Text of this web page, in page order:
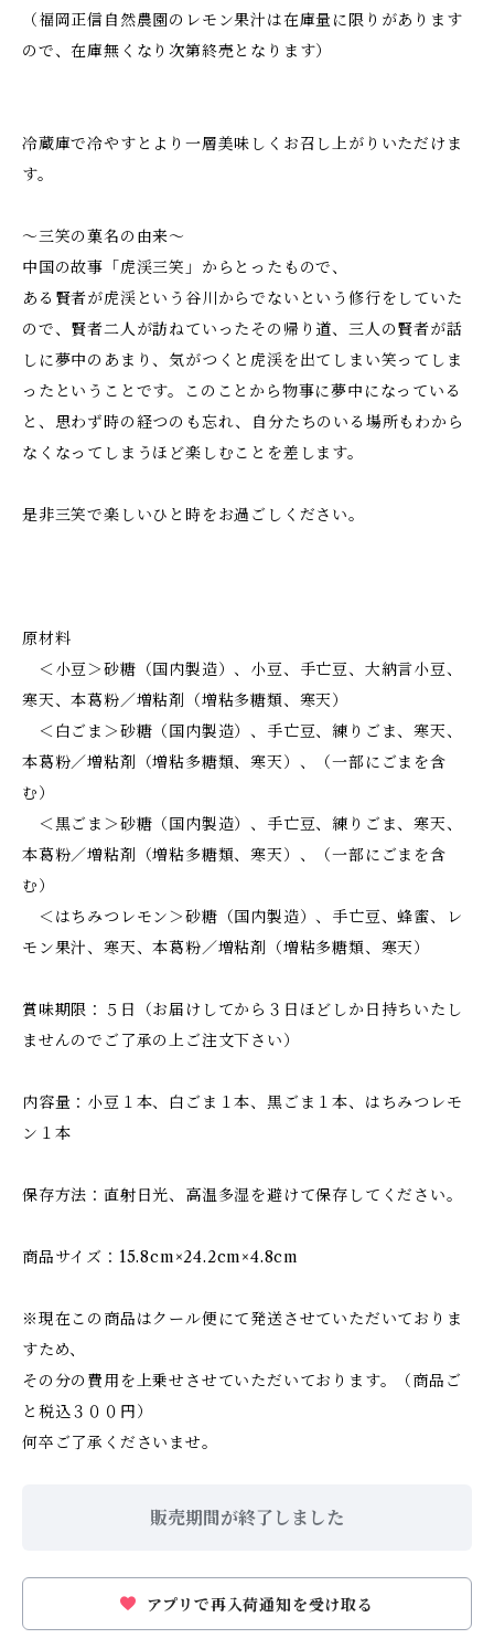
（福岡正信自然農園のレモン果汁は在庫量に限りがあります
ので、在庫無くなり次第終売となります）
冷蔵庫で冷やすとより一層美味しくお召し上がりいただけま
す。
～三笑の菓名の由来～
中国の故事「虎渓三笑」からとったもので、
ある賢者が虎渓という谷川からでないという修行をしていた
ので、賢者二人が訪ねていったその帰り道、三人の賢者が話
しに夢中のあまり、気がつくと虎渓を出てしまい笑ってしま
ったということです。このことから物事に夢中になっている
と、思わず時の経つのも忘れ、自分たちのいる場所もわから
なくなってしまうほど楽しむことを差します。
是非三笑で楽しいひと時をお過ごしください。
原材料
＜小豆＞砂糖（国内製造）、小豆、手亡豆、大納言小豆、
寒天、本葛粉／増粘剤（増粘多糖類、寒天）
＜白ごま＞砂糖（国内製造）、手亡豆、練りごま、寒天、
本葛粉／増粘剤（増粘多糖類、寒天）、（一部にごまを含
む）
＜黒ごま＞砂糖（国内製造）、手亡豆、練りごま、寒天、
本葛粉／増粘剤（増粘多糖類、寒天）、（一部にごまを含
む）
＜はちみつレモン＞砂糖（国内製造）、手亡豆、蜂蜜、レ
モン果汁、寒天、本葛粉／増粘剤（増粘多糖類、寒天）
賞味期限：５日（お届けしてから３日ほどしか日持ちいたし
ませんのでご了承の上ご注文下さい）
内容量：小豆１本、白ごま１本、黒ごま１本、はちみつレモ
ン１本
保存方法：直射日光、高温多湿を避けて保存してください。
商品サイズ：15.8cm×24.2cm×4.8cm
※現在この商品はクール便にて発送させていただいておりま
すため、
その分の費用を上乗せさせていただいております。（商品ご
と税込３００円）
何卒ご了承くださいませ。
販売期間が終了しました
アプリで再入荷通知を受け取る